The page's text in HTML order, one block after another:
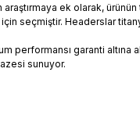
araştırmaya ek olarak,
için seçmiştir. Headerslar
performansı garanti
sunuyor.